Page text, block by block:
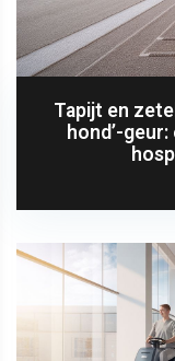
Tapijt en
hond’-